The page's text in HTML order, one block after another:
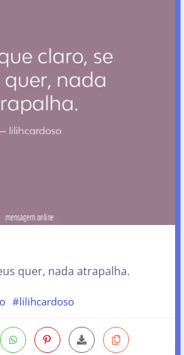
quer, nada atrapalha.
#lilihcardoso